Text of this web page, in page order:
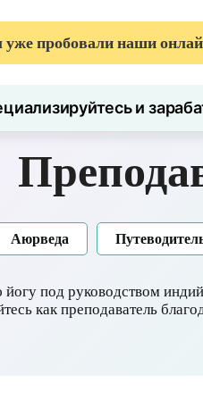
пробовали наши
и
Аюрведа
под руководством
как преподаватель